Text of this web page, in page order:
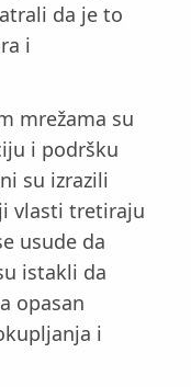
da je to
i
mrežama su
i podršku
su izrazili
vlasti tretiraju
usude da
istakli da
opasan
i